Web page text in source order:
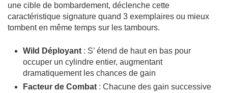
une cible de bombardement, déclenche cette
caractéristique signature quand 3 exemplaires ou mieux
tombent en même temps sur les tambours.
Wild Déployant : S’ étend de haut en bas pour
occuper un cylindre entier, augmentant
dramatiquement les chances de gain
Facteur de Combat : Chacune des gain successive